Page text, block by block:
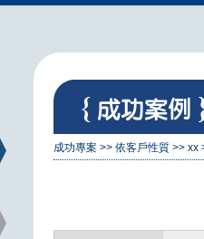
成功專案 >> 依客戶性質 >> xx